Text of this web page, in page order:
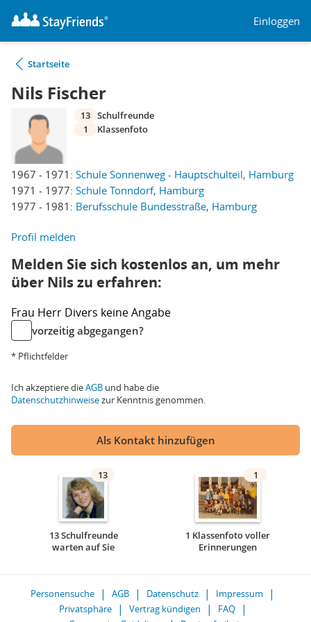
Einloggen
Startseite
Nils Fischer
1967 - 1971: Schule Sonnenweg - Hauptschulteil, Hamburg
1971 - 1977: Schule Tonndorf, Hamburg
1977 - 1981: Berufsschule Bundesstraße, Hamburg
13 Schulfreunde
1
Klassenfoto
Profil melden
Melden Sie sich kostenlos an, um mehr
über Nils zu erfahren:
Frau Herr Divers keine Angabe
vorzeitig abgegangen?
* Pflichtfelder
Ich akzeptiere dieAGB und habe die
Datenschutzhinweisezur Kenntnis genommen.
Als Kontakt hinzufügen
13
13 Schulfreunde
warten auf Sie
1
1 Klassenfoto voller
Erinnerungen
Personensuche AGB Datenschutz
Impressum
Privatsphäre
Vertrag kündigen
FAQ